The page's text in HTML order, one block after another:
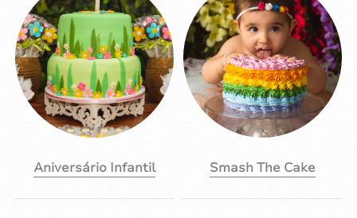
Aniversário Infantil Smash The Cake